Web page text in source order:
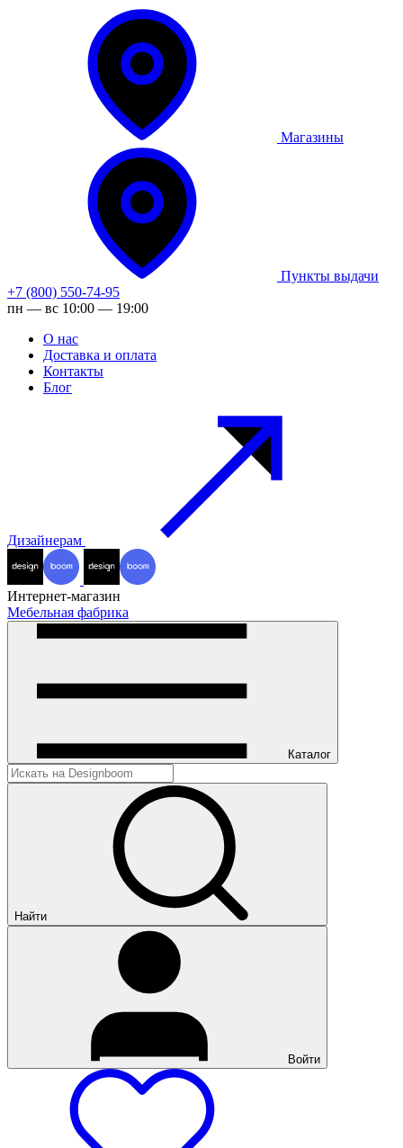
Магазины
Пункты выдачи
+7 (800) 550-74-95
пн — вс 10:00 — 19:00
О нас
Доставка и оплата
Контакты
Блог
Дизайнерам
Интернет-магазин
Мебельная фабрика
Каталог
Найти
Войти